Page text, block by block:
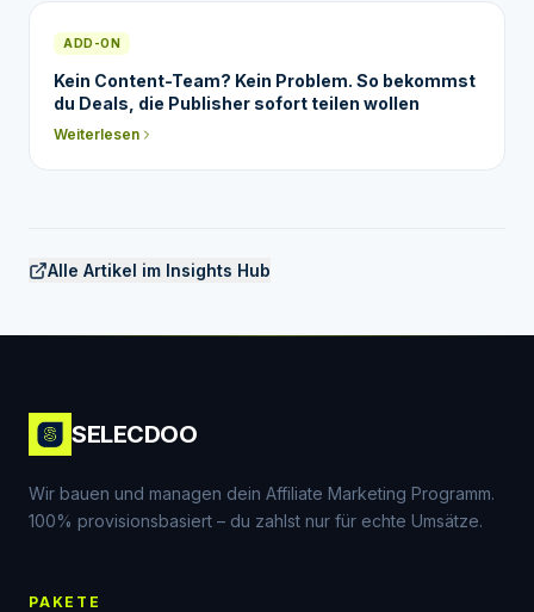
ADD-ON
Kein Content-Team? Kein Problem. So bekommst
du Deals, die Publisher sofort teilen wollen
Weiterlesen
Alle Artikel im Insights Hub
SELECDOO
Wir bauen und managen dein Affiliate Marketing Programm.
100% provisionsbasiert – du zahlst nur für echte Umsätze.
PAKETE